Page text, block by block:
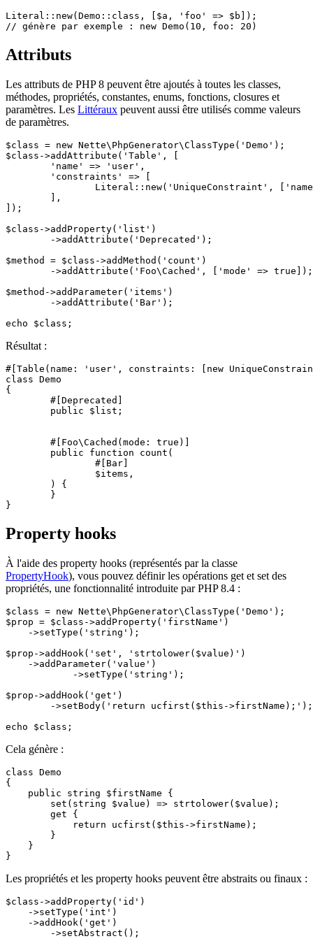
Literal::new(Demo::class, [$a, 'foo' => $b]);
Attributs
Les attributs de PHP 8 peuvent être ajoutés à toutes les classes,
méthodes, propriétés, constantes, enums, fonctions, closures et
paramètres. Les Littéraux peuvent aussi être utilisés comme valeurs
de paramètres.
$class = new Nette\PhpGenerator\ClassType('Demo');
$class->addAttribute('Table', [
]);
$class->addProperty('list')
$method = $class->addMethod('count')
$method->addParameter('items')
Résultat :
#[Table(name: 'user', constraints: [new
class Demo
{
Property hooks
À l'aide des property hooks (représentés par la classe
PropertyHook), vous pouvez définir les opérations get et set des
propriétés, une fonctionnalité introduite par PHP 8.4 :
$class = new Nette\PhpGenerator\ClassType('Demo');
$prop = $class->addProperty('firstName')
    ->setType('string');
$prop->addHook('set', 'strtolower($value)')
    ->addParameter('value')
$prop->addHook('get')
Cela génère :
class Demo
{
    public string $firstName {
        set(string $value) => strtolower($value);
        get {
            return ucfirst($this->firstName);
        }
    }
Les propriétés et les property hooks peuvent être abstraits ou finaux :
$class->addProperty('id')
    ->setType('int')
    ->addHook('get')
        ->setAbstract();